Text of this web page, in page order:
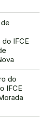
do IFCE
do
IFCE